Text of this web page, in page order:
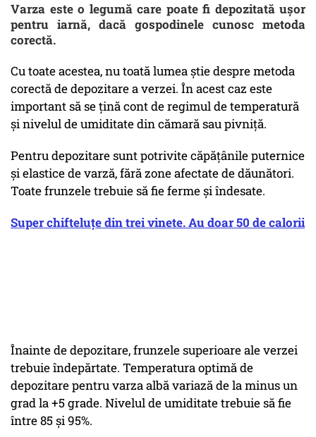
Varza este o legumă care poate fi depozitată ușor
pentru iarnă, dacă gospodinele cunosc metoda
corectă.
Cu toate acestea, nu toată lumea știe despre metoda
corectă de depozitare a verzei. În acest caz este
important să se țină cont de regimul de temperatură
și nivelul de umiditate din cămară sau pivniță.
Pentru depozitare sunt potrivite căpățânile puternice
și elastice de varză, fără zone afectate de dăunători.
Toate frunzele trebuie să fie ferme și îndesate.
Super chifteluțe din trei vinete. Au doar 50 de calorii
Înainte de depozitare, frunzele superioare ale verzei
trebuie îndepărtate. Temperatura optimă de
depozitare pentru varza albă variază de la minus un
grad la +5 grade. Nivelul de umiditate trebuie să fie
între 85 și 95%.